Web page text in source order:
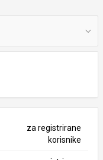
za registrirane
korisnike